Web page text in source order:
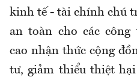
kinh tế - tài chính chú
an toàn cho các công
cao nhận thức cộng
tư, giảm thiểu thiệt